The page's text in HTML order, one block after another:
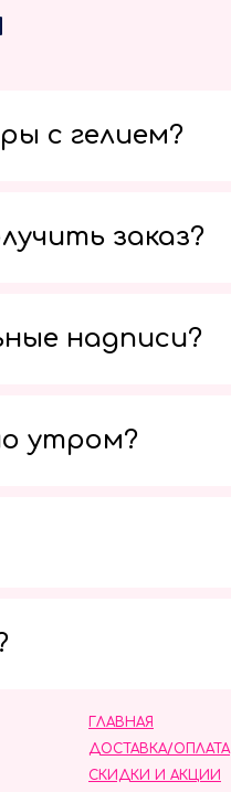
с гелием?
заказ?
надписи?
утром?
ГЛАВНАЯ
ДОСТАВКА/ОПЛАТА
СКИДКИ И АКЦИИ